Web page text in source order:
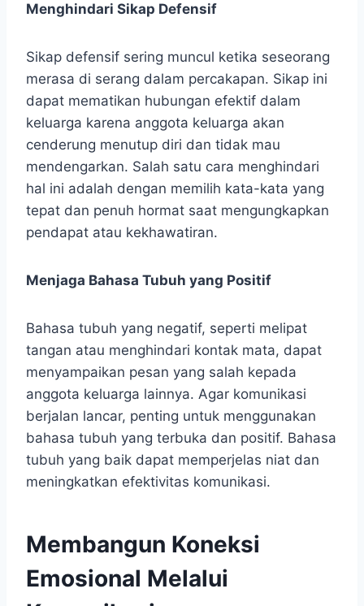
Menghindari Sikap Defensif
Sikap defensif sering muncul ketika seseorang
merasa di serang dalam percakapan. Sikap ini
dapat mematikan hubungan efektif dalam
keluarga karena anggota keluarga akan
cenderung menutup diri dan tidak mau
mendengarkan. Salah satu cara menghindari
hal ini adalah dengan memilih kata-kata yang
tepat dan penuh hormat saat mengungkapkan
pendapat atau kekhawatiran.
Menjaga Bahasa Tubuh yang Positif
Bahasa tubuh yang negatif, seperti melipat
tangan atau menghindari kontak mata, dapat
menyampaikan pesan yang salah kepada
anggota keluarga lainnya. Agar komunikasi
berjalan lancar, penting untuk menggunakan
bahasa tubuh yang terbuka dan positif. Bahasa
tubuh yang baik dapat memperjelas niat dan
meningkatkan efektivitas komunikasi.
Membangun Koneksi
Emosional Melalui